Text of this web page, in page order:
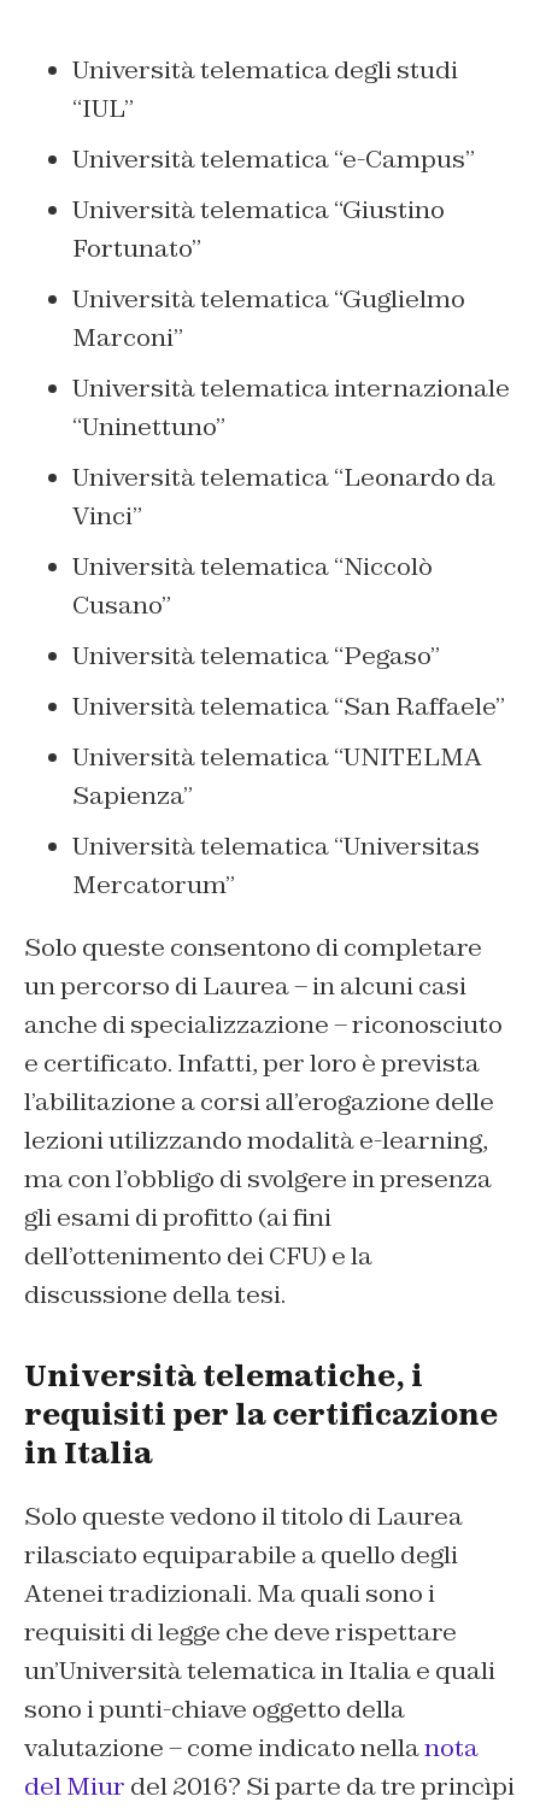
Università telematica degli studi
“IUL”
Università telematica “e-Campus”
Università telematica “Giustino
Fortunato”
Università telematica “Guglielmo
Marconi”
Università telematica internazionale
“Uninettuno”
Università telematica “Leonardo da
Vinci”
Università telematica “Niccolò
Cusano”
Università telematica “Pegaso”
Università telematica “San Raffaele”
Università telematica “UNITELMA
Sapienza”
Università telematica “Universitas
Mercatorum”
Solo queste consentono di completare
un percorso di Laurea – in alcuni casi
anche di specializzazione – riconosciuto
e certificato. Infatti, per loro è prevista
l’abilitazione a corsi all’erogazione delle
lezioni utilizzando modalitàe-learning,
ma con l’obbligo di svolgere in presenza
gli esami di profitto (ai fini
dell’ottenimento dei CFU) e la
discussione della tesi.
Università telematiche, i
requisiti per la certificazione
in Italia
Solo queste vedono il titolo di Laurea
rilasciato equiparabile a quello degli
Atenei tradizionali. Ma quali sono i
requisiti di legge che deve rispettare
un’Università telematica in Italia e quali
sono i punti-chiave oggetto della
valutazione – come indicato nellanota
del Miur del 2016? Si parte da tre princìpi